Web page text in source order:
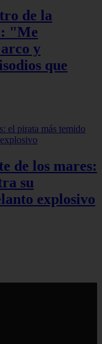
de la
"Me
y
que
de los mares:
su
explosivo